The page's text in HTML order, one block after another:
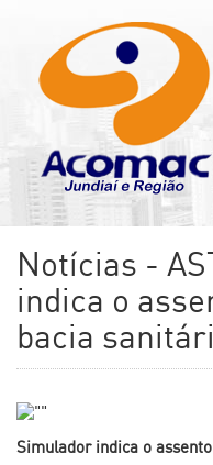
Notícias -
indica o
bacia
Simulador indica o